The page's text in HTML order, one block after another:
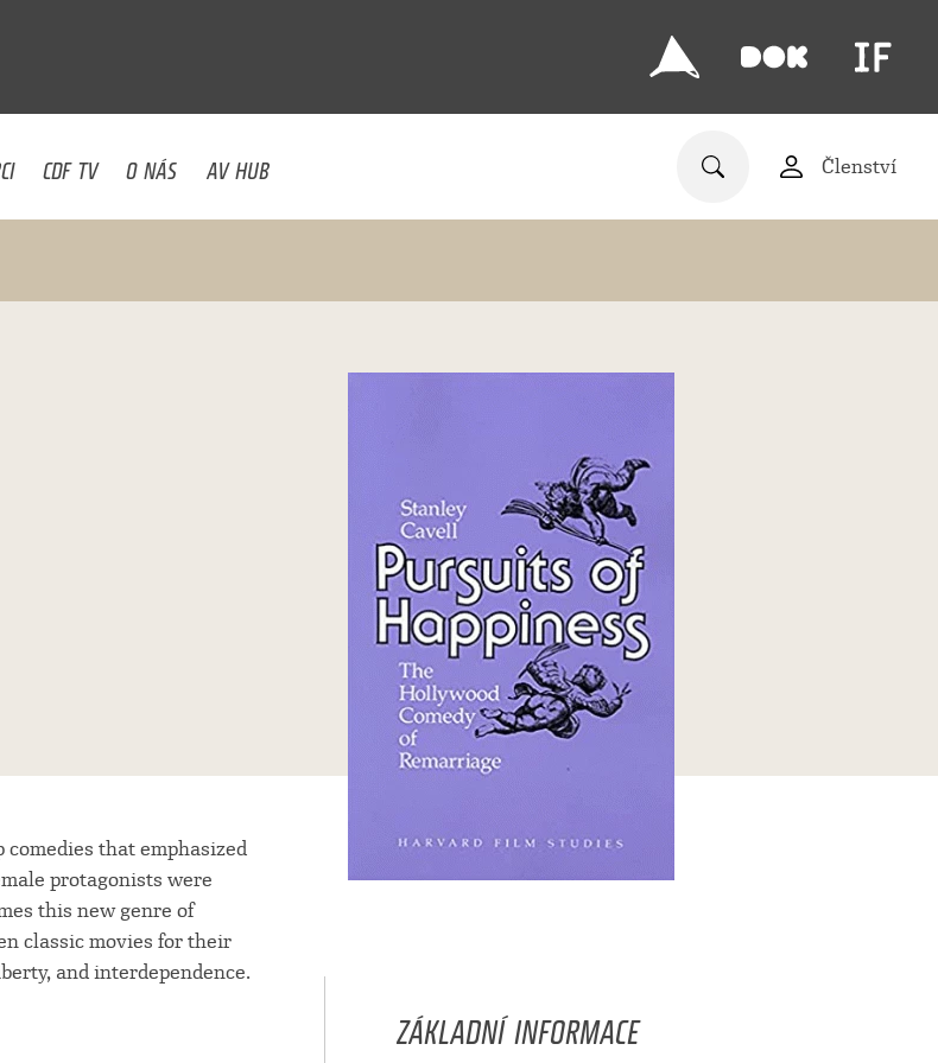
CDF TV O NÁS AV HUB Členství
comedies that emphasized
protagonists were
this new genre of
classic movies for their
and interdependence.
ZÁKLADNÍ INFORMACE